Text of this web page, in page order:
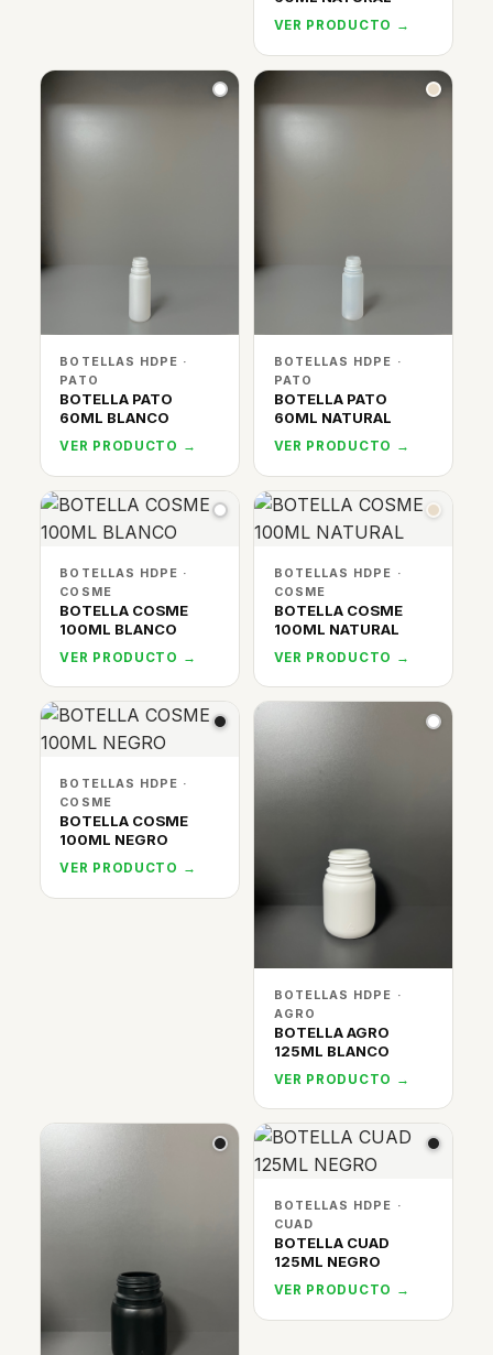
VER PRODUCTO →
BOTELLAS HDPE ·
PATO
BOTELLA PATO
60ML BLANCO
VER PRODUCTO →
BOTELLAS HDPE ·
PATO
BOTELLA PATO
60ML NATURAL
VER PRODUCTO →
BOTELLAS HDPE ·
COSME
BOTELLA COSME
100ML BLANCO
VER PRODUCTO →
BOTELLAS HDPE ·
COSME
BOTELLA COSME
100ML NATURAL
VER PRODUCTO →
BOTELLAS HDPE ·
COSME
BOTELLA COSME
100ML NEGRO
VER PRODUCTO →
BOTELLAS HDPE ·
AGRO
BOTELLA AGRO
125ML BLANCO
VER PRODUCTO →
BOTELLAS HDPE ·
CUAD
BOTELLA CUAD
125ML NEGRO
VER PRODUCTO →